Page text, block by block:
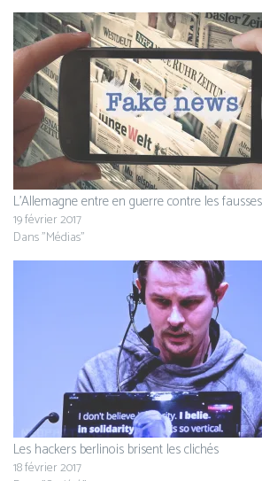
L’Allemagne entre en guerre contre les
19 février 2017
Dans "Médias"
Les hackers berlinois brisent les clichés
18 février 2017